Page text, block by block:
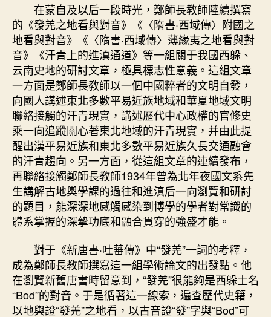
在蒙自及以后一段時光，鄭師長教師陸續撰寫
的《發羌之地看與對音》《〈隋書·西域傳〉附國之
地看與對音》《〈隋書·西域傳〉薄緣夷之地看與對
音》《汗青上的進滇通道》等一組關于我國西躲、
云南史地的研討文章，極具標志性意義。這組文章
一方面是鄭師長教師以一個中國粹者的文明自發，
向國人講述東北多數平易近族地域和華夏地域文明
聯絡接觸的汗青現實，講述歷代中心政權的官修史
乘一向追蹤關心著東北地域的汗青現實，并由此提
醒出漢平易近族和東北多數平易近族久長交通融會
的汗青趨向。另一方面，從這組文章的連續發布，
再聯絡接觸鄭師長教師1934年曾為北年夜國文系先
生講解古地輿學課的過往和進滇后一向瀏覽和研討
的題目，能深深地感觸感染到博學的學者對常識的
體系掌握的深摯功底和融合貫穿的強盛才能。
對于《新唐書·吐蕃傳》中“發羌”一詞的考釋，
成為鄭師長教師撰寫這一組學術論文的出發點。他
在瀏覽新舊唐書時留意到，“發羌”很能夠是西躲土名
“Bod”的對音。于是循著這一線索，遍查歷代史籍，
以地輿證“發羌”之地看，以古音證“發”字與“Bod”可